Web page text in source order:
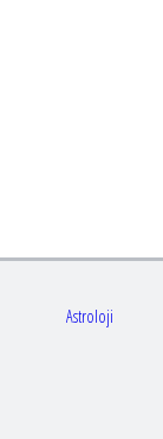
Astroloji